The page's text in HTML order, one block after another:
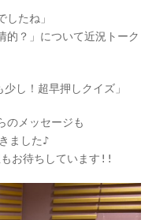
したね」
的？ 」 について近況トーク
し！超早押しクイズ」
のメッセージも
ました♪
お待ちしています!!